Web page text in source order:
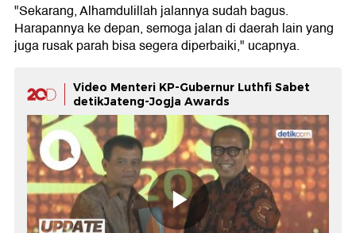
"Sekarang, Alhamdulillah jalannya sudah bagus.
Harapannya ke depan, semoga jalan di daerah lain yang
juga rusak parah bisa segera diperbaiki," ucapnya.
Video Menteri KP-Gubernur Luthfi Sabet
detikJateng-Jogja Awards